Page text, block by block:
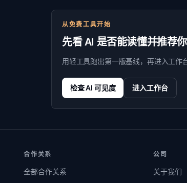
从免费工具开始
先看 AI 是否能读懂并推荐你
用轻工具跑出第一版基线，再进入工作
检查 AI 可见度 进入工作台
合作关系
全部合作关系
公司
关于我们